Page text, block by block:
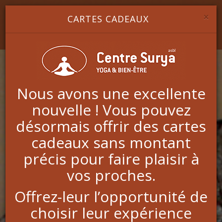
Image 1
Image 2
Image 3
YOGA & BIEN-ÊTRE
Praticiens
Alice Barney
Astrologie (Alice Barney - Elie Lison)
Numérologie
Anne Depasse
Massage Cocooning Massage DUO,Massage
Suédois,Massage bien-être harmonisant , Massage
crânien ,Massage de la femme enceinte, Massage
×
CARTES CADEAUX
Nous avons une excellente
nouvelle ! Vous pouvez
désormais offrir des cartes
cadeaux sans montant
précis pour faire plaisir à
vos proches.
Offrez-leur l’opportunité de
choisir leur expérience